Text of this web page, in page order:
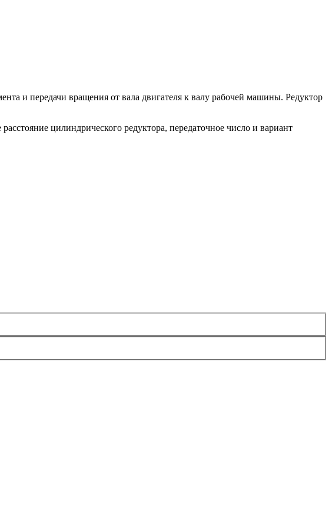
и передачи вращения от вала двигателя к валу рабочей машины. Редуктор
цилиндрического редуктора, передаточное число и вариант